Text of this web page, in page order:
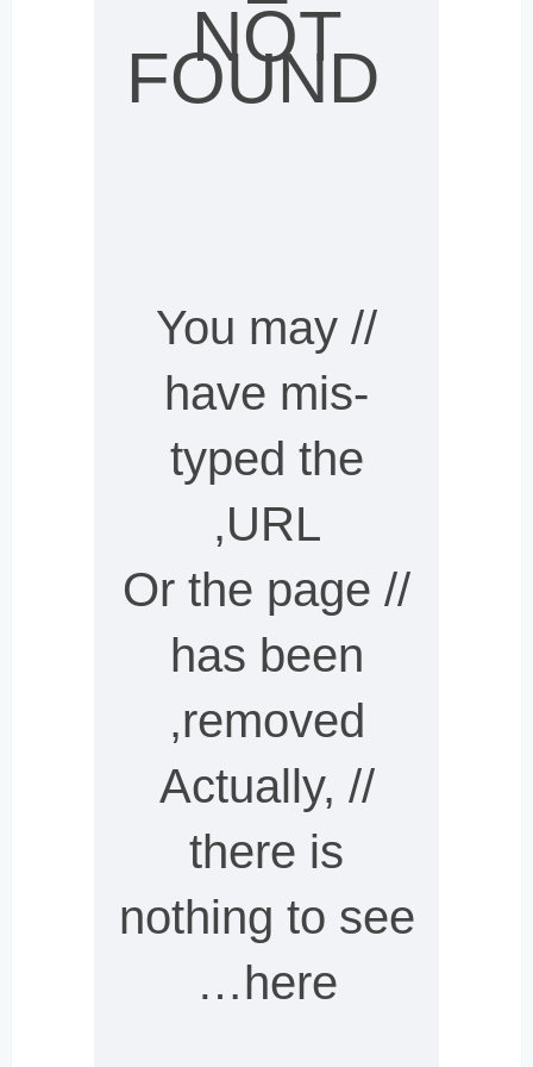
NOT
FOUND
// You may
have mis-
typed the
URL,
// Or the page
has been
removed,
// Actually,
there is
nothing to see
here…